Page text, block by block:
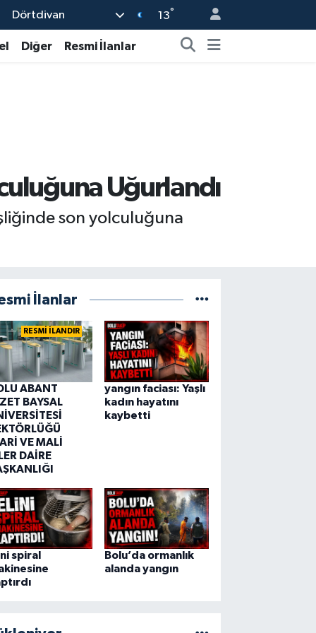
Dörtdivan 13°
Diğer Resmi İlanlar
Uğurlandı
son yolculuğuna
İlanlar
RESMİ İLANDIR
ABANT
BAYSAL
VE MALİ
DAİRE
yangın faciası: Yaşlı
kadın hayatını
kaybetti
spiral
Bolu’da ormanlık
alanda yangın